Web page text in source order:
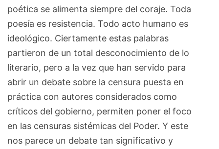
poética se alimenta siempre del coraje. Toda
poesía es resistencia. Todo acto humano es
ideológico. Ciertamente estas palabras
partieron de un total desconocimiento de lo
literario, pero a la vez que han servido para
abrir un debate sobre la censura puesta en
práctica con autores considerados como
críticos del gobierno, permiten poner el foco
en las censuras sistémicas del Poder. Y este
nos parece un debate tan significativo y